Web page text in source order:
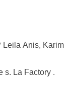
Leila Anis, Karim
s. La Factory .